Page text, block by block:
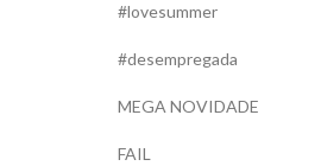
#lovesummer
#desempregada
MEGA NOVIDADE
FAIL